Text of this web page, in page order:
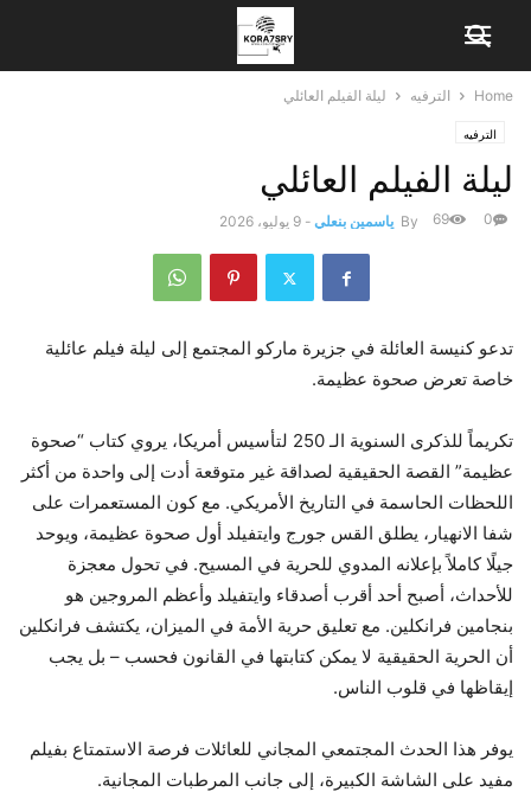
Home الترفيه ليلة الفيلم العائلي
الترفيه
ليلة الفيلم العائلي
By ياسمين بنعلي - 9 يوليو، 2026 0
69
تدعو كنيسة العائلة في جزيرة ماركو المجتمع إلى ليلة فيلم عائلية
خاصة تعرض صحوة عظيمة.
تكريماً للذكرى السنوية الـ 250 لتأسيس أمريكا، يروي كتاب “صحوة
عظيمة” القصة الحقيقية لصداقة غير متوقعة أدت إلى واحدة من أكثر
اللحظات الحاسمة في التاريخ الأمريكي. مع كون المستعمرات على
شفا الانهيار، يطلق القس جورج وايتفيلد أول صحوة عظيمة، ويوحد
جيلًا كاملاً بإعلانه المدوي للحرية في المسيح. في تحول معجزة
للأحداث، أصبح أحد أقرب أصدقاء وايتفيلد وأعظم المروجين هو
بنجامين فرانكلين. مع تعليق حرية الأمة في الميزان، يكتشف فرانكلين
أن الحرية الحقيقية لا يمكن كتابتها في القانون فحسب – بل يجب
إيقاظها في قلوب الناس.
يوفر هذا الحدث المجتمعي المجاني للعائلات فرصة الاستمتاع بفيلم
مفيد على الشاشة الكبيرة، إلى جانب المرطبات المجانية.